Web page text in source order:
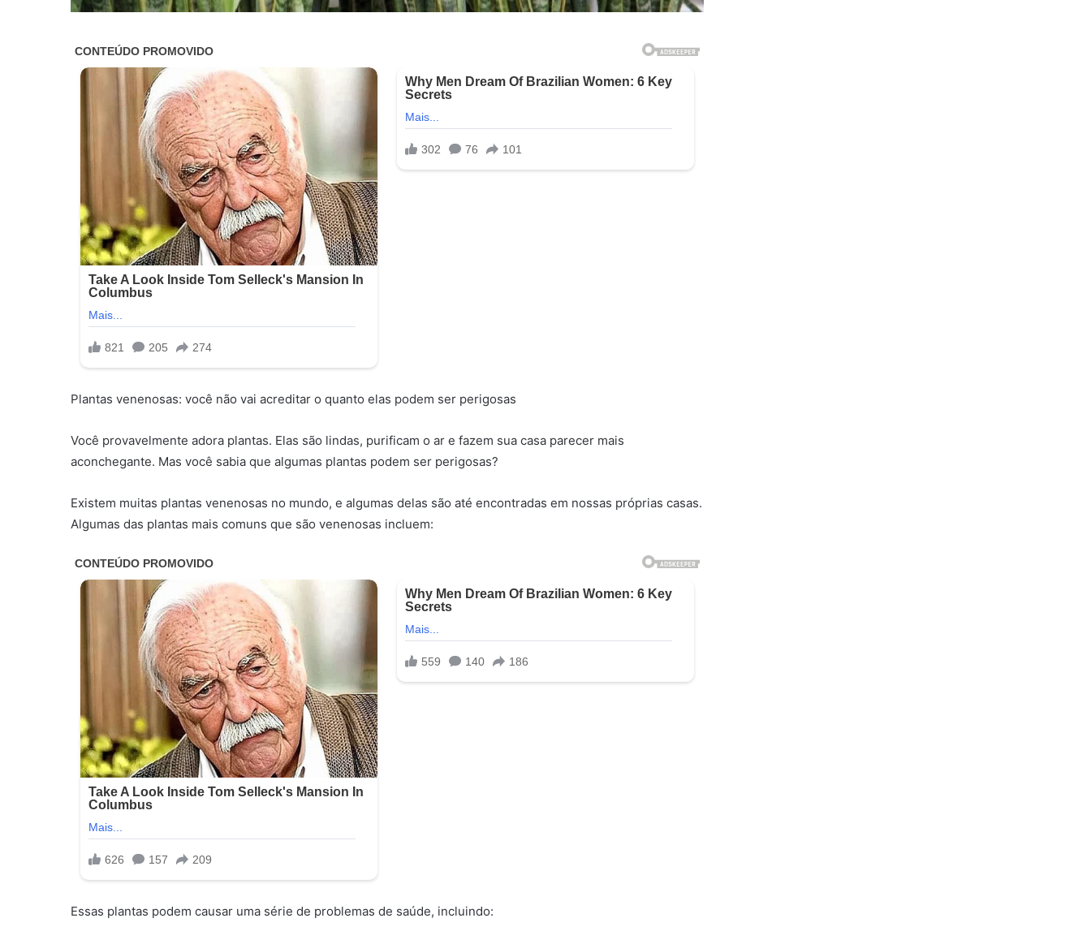
Plantas venenosas: você não vai acreditar o quanto elas podem ser perigosas
Você provavelmente adora plantas. Elas são lindas, purificam o ar e fazem sua casa parecer mais
aconchegante. Mas você sabia que algumas plantas podem ser perigosas?
Existem muitas plantas venenosas no mundo, e algumas delas são até encontradas em nossas próprias casas.
Algumas das plantas mais comuns que são venenosas incluem:
Essas plantas podem causar uma série de problemas de saúde, incluindo: